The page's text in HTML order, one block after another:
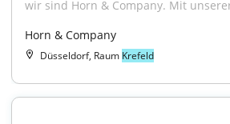
wir sind Horn & Company. Mit
Horn & Company
Düsseldorf, Raum Krefeld